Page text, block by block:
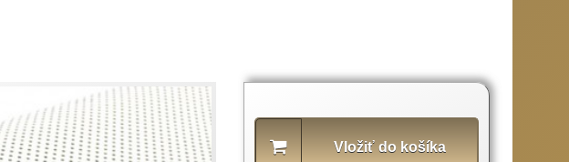
Vložiť do košíka
produktu